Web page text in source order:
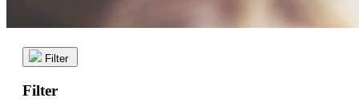
Filter
Filter